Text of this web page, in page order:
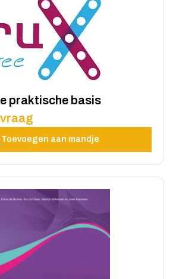
praktische basis
Toevoegen aan mandje